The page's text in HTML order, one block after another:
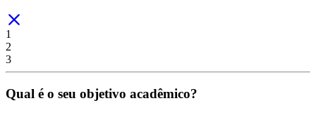
1
2
3
Qual é o seu objetivo acadêmico?